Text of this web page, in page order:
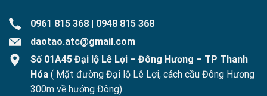
0961 815 368 | 0948 815 368
daotao.atc@gmail.com
Số 01A45 Đại lộ Lê Lợi – Đông Hương – TP Thanh
Hóa ( Mặt đường Đại lộ Lê Lợi, cách cầu Đông Hương
300m về hướng Đông)